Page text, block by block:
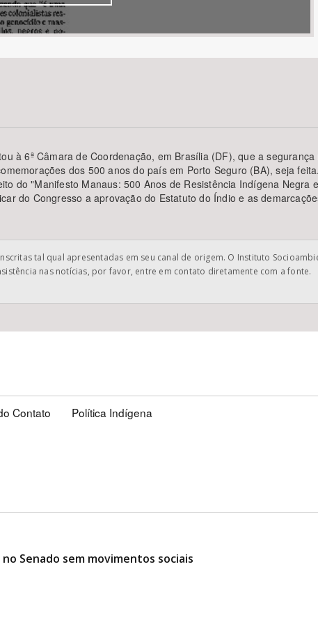
à 6ª Câmara de Coordenação, em Brasília (DF), que a
dos 500 anos do país em Porto Seguro (BA), seja
do "Manifesto Manaus: 500 Anos de Resistência Indígena Negra
do Congresso a aprovação do Estatuto do Índio e as
tal qual apresentadas em seu canal de origem. O Instituto
nas notícias, por favor, entre em contato diretamente com a fonte.
Contato Política Indígena
Senado sem movimentos sociais